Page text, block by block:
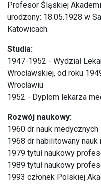
Profesor Śląskiej
urodzony: 18.05.1928 w
Katowicach.
Studia:
1947-1952 - Wydział
Wrocławskiej, od roku
Wrocławiu
1952 - Dyplom lekarza
Rozwój naukowy:
1960 dr nauk medycznych
1968 dr habilitowany nauk
1979 tytuł naukowy
1989 tytuł naukowy
1993 członek Polskiej